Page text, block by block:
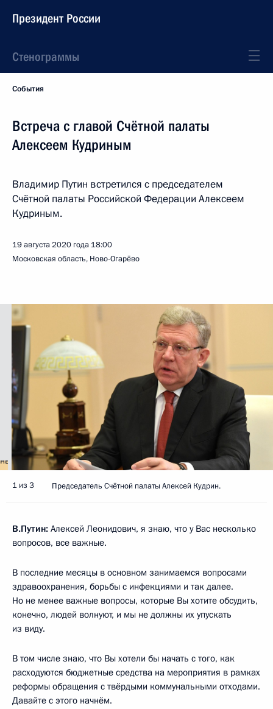
Президент России
Стенограммы
События
Встреча с главой Счётной палаты
Алексеем Кудриным
Владимир Путин встретился с председателем
Счётной палаты Российской Федерации Алексеем
Кудриным.
19 августа 2020 года 18:00
Московская область, Ново-Огарёво
1 из 3 Председатель Счётной палаты Алексей Кудрин.
В.Путин: Алексей Леонидович, я знаю, что у Вас несколько
вопросов, все важные.
В последние месяцы в основном занимаемся вопросами
здравоохранения, борьбы с инфекциями и так далее.
Но не менее важные вопросы, которые Вы хотите обсудить,
конечно, людей волнуют, и мы не должны их упускать
из виду.
В том числе знаю, что Вы хотели бы начать с того, как
расходуются бюджетные средства на мероприятия в рамках
реформы обращения с твёрдыми коммунальными отходами.
Давайте с этого начнём.